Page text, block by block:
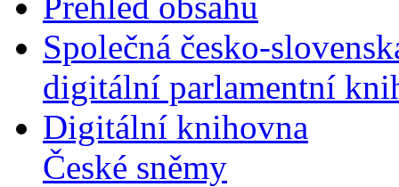
Společná česko-
digitální parlamentní
Digitální knihovna
České sněmy